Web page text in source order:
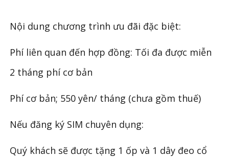
Nội dung chương trình ưu đãi đặc biệt:
Phí liên quan đến hợp đồng: Tối đa được miễn
2 tháng phí cơ bản
Phí cơ bản; 550 yên/ tháng (chưa gồm thuế)
Nếu đăng ký SIM chuyên dụng:
Quý khách sẽ được tặng 1 ốp và 1 dây đeo cổ